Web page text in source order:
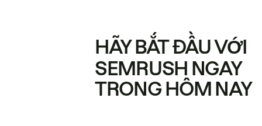
HÃY BẮT ĐẦU VỚI
SEMRUSH NGAY
TRONG HÔM NAY